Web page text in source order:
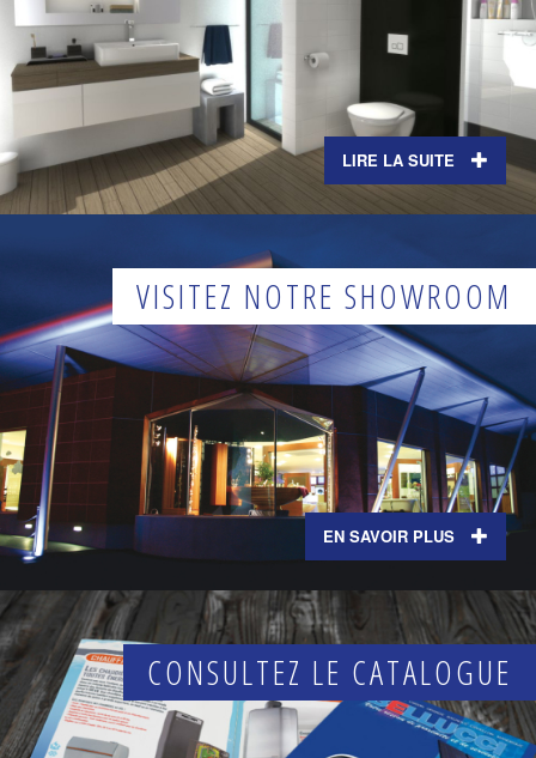
LIRE LA SUITE
VISITEZ NOTRE SHOWROOM
EN SAVOIR PLUS
CONSULTEZ LE CATALOGUE